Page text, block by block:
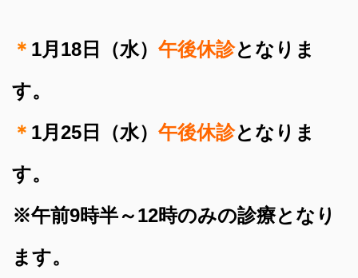
＊ 1月18日（水） 午後休診となりま
す。
＊ 1月25日（水） 午後休診となりま
す。
※午前9時半～12時のみの診療となり
ます。